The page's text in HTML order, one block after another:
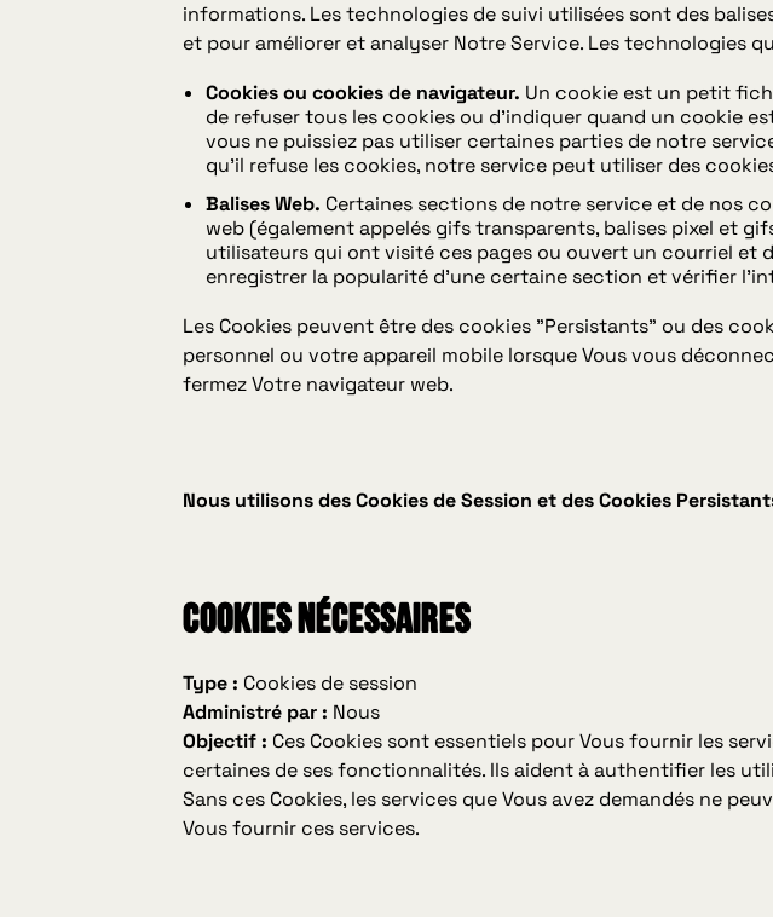
informations. Les technologies de suivi utilisées sont des
et pour améliorer et analyser Notre Service. Les technologies
Cookies ou cookies de navigateur. Un cookie est un petit
de refuser tous les cookies ou d'indiquer quand un cookie
vous ne puissiez pas utiliser certaines parties de notre
qu'il refuse les cookies, notre service peut utiliser des
Balises Web. Certaines sections de notre service et de nos
web (également appelés gifs transparents, balises pixel et
utilisateurs qui ont visité ces pages ou ouvert un courriel et
enregistrer la popularité d'une certaine section et vérifier
Les Cookies peuvent être des cookies "Persistants" ou des
personnel ou votre appareil mobile lorsque Vous vous
fermez Votre navigateur web.
Nous utilisons des Cookies de Session et des Cookies
Cookies Nécessaires
Type : Cookies de session
Administré par : Nous
Objectif : Ces Cookies sont essentiels pour Vous fournir les
certaines de ses fonctionnalités. Ils aident à authentifier les
Sans ces Cookies, les services que Vous avez demandés ne
Vous fournir ces services.